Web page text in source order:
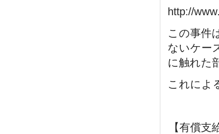
http://
この事件
ないケー
に触れた
これによ
【有償